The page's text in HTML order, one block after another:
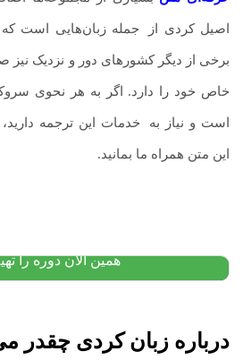
اصیل کردی از جمله زبان‌هایی است که
برخی از دیگر کشورهای دور و نزدیک
خاص خود را دارد. اگر به هر نحوی
است و نیاز به خدمات این ترجمه دارید،
این متن همراه ما بمانید.
همین الان دوره را
درباره زبان کردی چقدر